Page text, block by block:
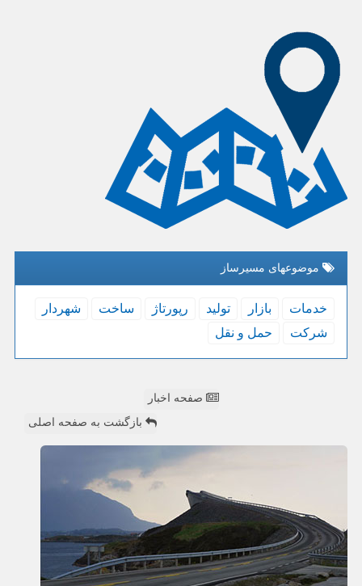
موضوعهای مسیرساز
خدمات بازار تولید رپورتاژ ساخت
شهردار
شركت
حمل و نقل
صفحه اخبار
بازگشت به صفحه اصلی